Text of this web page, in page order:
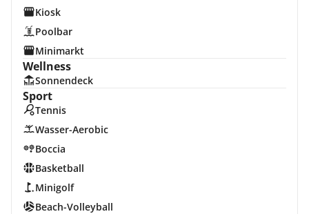
Kiosk
Poolbar
Minimarkt
Wellness
Sonnendeck
Sport
Tennis
Wasser-Aerobic
Boccia
Basketball
Minigolf
Beach-Volleyball